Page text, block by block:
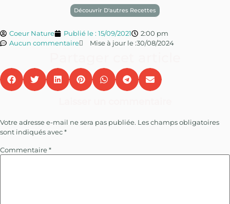
Découvrir D'autres Recettes
Coeur Nature Publié le : 15/09/2021
2:00 pm
Aucun commentaire
Mise à jour le :30/08/2024
Votre adresse e-mail ne sera pas publiée. Les champs obligatoires
sont indiqués avec*
Commentaire*